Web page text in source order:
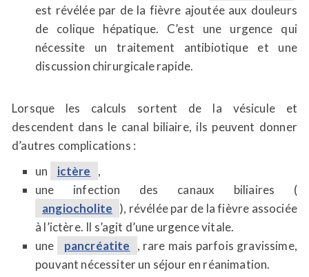
est révélée par de la fièvre ajoutée aux douleurs
de colique hépatique. C’est une urgence qui
nécessite un traitement antibiotique et une
discussion chirurgicale rapide.
Lorsque les calculs sortent de la vésicule et
descendent dans le canal biliaire, ils peuvent donner
d’autres complications :
un
ictère
,
une infection des canaux biliaires (
angiocholite ), révélée par de la fièvre associée
à l’ictère. Il s’agit d’une urgence vitale.
une
pancréatite
, rare mais parfois gravissime,
pouvant nécessiter un séjour en réanimation.